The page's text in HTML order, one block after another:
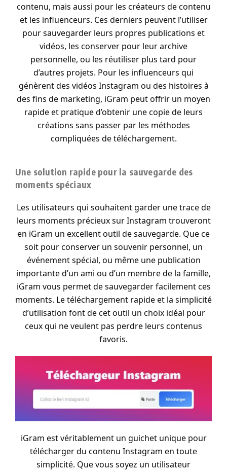
contenu, mais aussi pour les créateurs de contenu
et les influenceurs. Ces derniers peuvent l’utiliser
pour sauvegarder leurs propres publications et
vidéos, les conserver pour leur archive
personnelle, ou les réutiliser plus tard pour
d’autres projets. Pour les influenceurs qui
génèrent des vidéos Instagram ou des histoires à
des fins de marketing, iGram peut offrir un moyen
rapide et pratique d’obtenir une copie de leurs
créations sans passer par les méthodes
compliquées de téléchargement.
Une solution rapide pour la sauvegarde des
moments spéciaux
Les utilisateurs qui souhaitent garder une trace de
leurs moments précieux sur Instagram trouveront
en iGram un excellent outil de sauvegarde. Que ce
soit pour conserver un souvenir personnel, un
événement spécial, ou même une publication
importante d’un ami ou d’un membre de la famille,
iGram vous permet de sauvegarder facilement ces
moments. Le téléchargement rapide et la simplicité
d’utilisation font de cet outil un choix idéal pour
ceux qui ne veulent pas perdre leurs contenus
favoris.
iGram est véritablement un guichet unique pour
télécharger du contenu Instagram en toute
simplicité. Que vous soyez un utilisateur